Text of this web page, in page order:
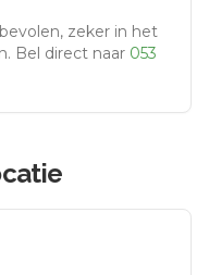
zeker in het
Bel direct naar 053